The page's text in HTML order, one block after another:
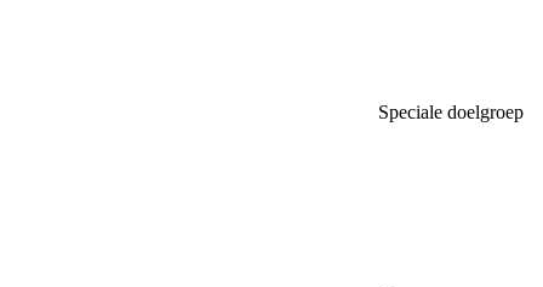
Speciale doelgroep